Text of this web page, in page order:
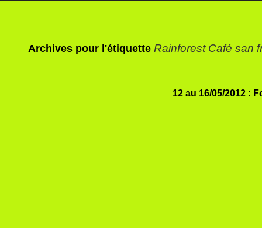
Archives pour l'étiquette Rainforest Café san
12 au 16/05/2012 :